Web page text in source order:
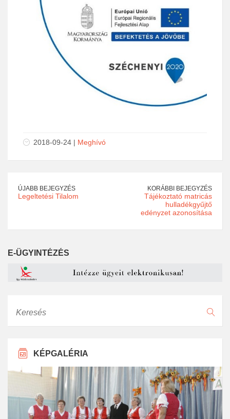
2018-09-24 | Meghívó
ÚJABB BEJEGYZÉS
Legeltetési Tilalom
KORÁBBI BEJEGYZÉS
Tájékoztató matricás
hulladékgyűjtő
edényzet azonosítása
E-ÜGYINTÉZÉS
KÉPGALÉRIA